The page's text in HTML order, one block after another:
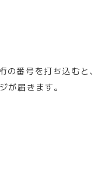
番号を打ち込むと、
届きます。